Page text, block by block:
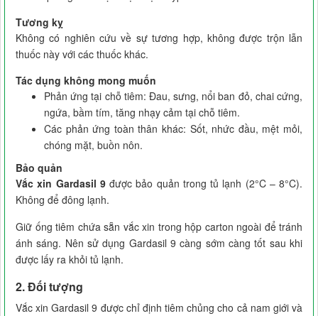
Tương kỵ
Không có nghiên cứu về sự tương hợp, không được trộn lẫn
thuốc này với các thuốc khác.
Tác dụng không mong muốn
Phản ứng tại chỗ tiêm: Đau, sưng, nổi ban đỏ, chai cứng,
ngứa, bầm tím, tăng nhạy cảm tại chỗ tiêm.
Các phản ứng toàn thân khác: Sốt, nhức đầu, mệt mỏi,
chóng mặt, buồn nôn.
Bảo quản
Vắc xin Gardasil 9được bảo quản trong tủ lạnh (2°C – 8°C).
Không để đông lạnh.
Giữ ống tiêm chứa sẵn vắc xin trong hộp carton ngoài để tránh
ánh sáng. Nên sử dụng Gardasil 9 càng sớm càng tốt sau khi
được lấy ra khỏi tủ lạnh.
2. Đối tượng
Vắc xin Gardasil 9 được chỉ định tiêm chủng cho cả nam giới và